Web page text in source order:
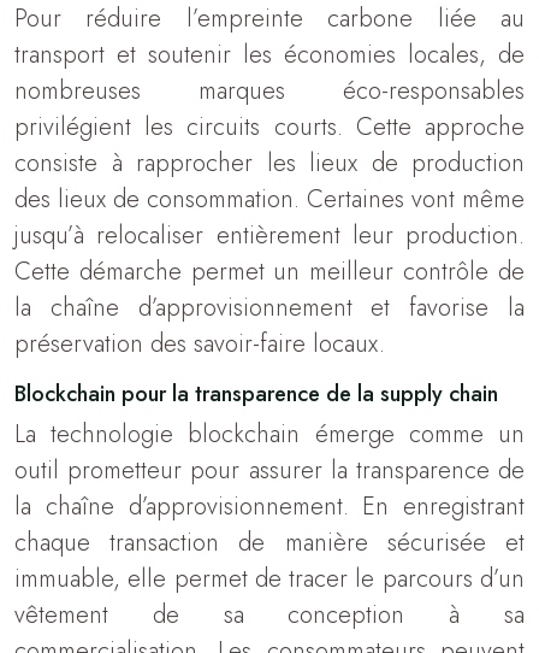
Pour réduire l’empreinte carbone liée au
transport et soutenir les économies locales, de
nombreuses marques éco-responsables
privilégient les circuits courts. Cette approche
consiste à rapprocher les lieux de production
des lieux de consommation. Certaines vont même
jusqu’à relocaliser entièrement leur production.
Cette démarche permet un meilleur contrôle de
la chaîne d’approvisionnement et favorise la
préservation des savoir-faire locaux.
Blockchain pour la transparence de la supply chain
La technologie blockchain émerge comme un
outil prometteur pour assurer la transparence de
la chaîne d’approvisionnement. En enregistrant
chaque transaction de manière sécurisée et
immuable, elle permet de tracer le parcours d’un
vêtement de sa conception à sa